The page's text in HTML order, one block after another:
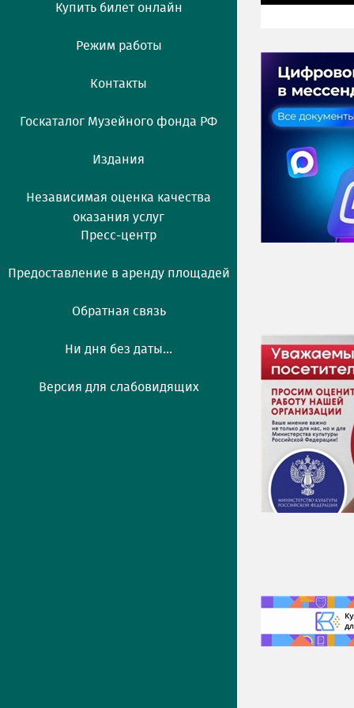
Купить билет онлайн
Режим работы
Контакты
Госкаталог Музейного фонда РФ
Издания
Независимая оценка качества
оказания услуг
Пресс-центр
Предоставление в аренду площадей
Обратная связь
Ни дня без даты...
Версия для слабовидящих